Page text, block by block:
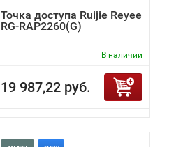
Точка доступа Ruijie Reyee
RG-RAP2260(G)
В наличии
19 987,22 руб.